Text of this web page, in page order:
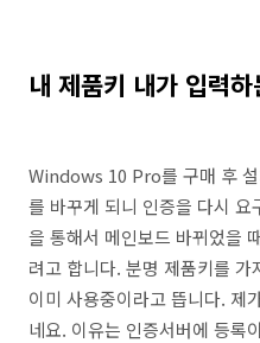
내 제품키 내가 입력
Windows 10 Pro를 구매 후
를 바꾸게 되니 인증을 다시
을 통해서 메인보드 바뀌었을
려고 합니다. 분명 제품키를
이미 사용중이라고 뜹니다. 제
네요. 이유는 인증서버에 등록